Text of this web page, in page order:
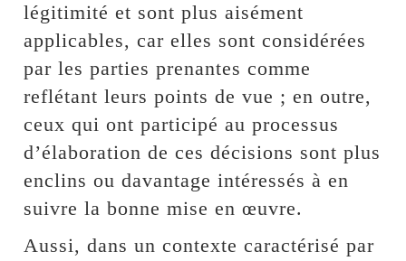
légitimité et sont plus aisément
applicables, car elles sont considérées
par les parties prenantes comme
reflétant leurs points de vue ; en outre,
ceux qui ont participé au processus
d’élaboration de ces décisions sont plus
enclins ou davantage intéressés à en
suivre la bonne mise en œuvre.
Aussi, dans un contexte caractérisé par